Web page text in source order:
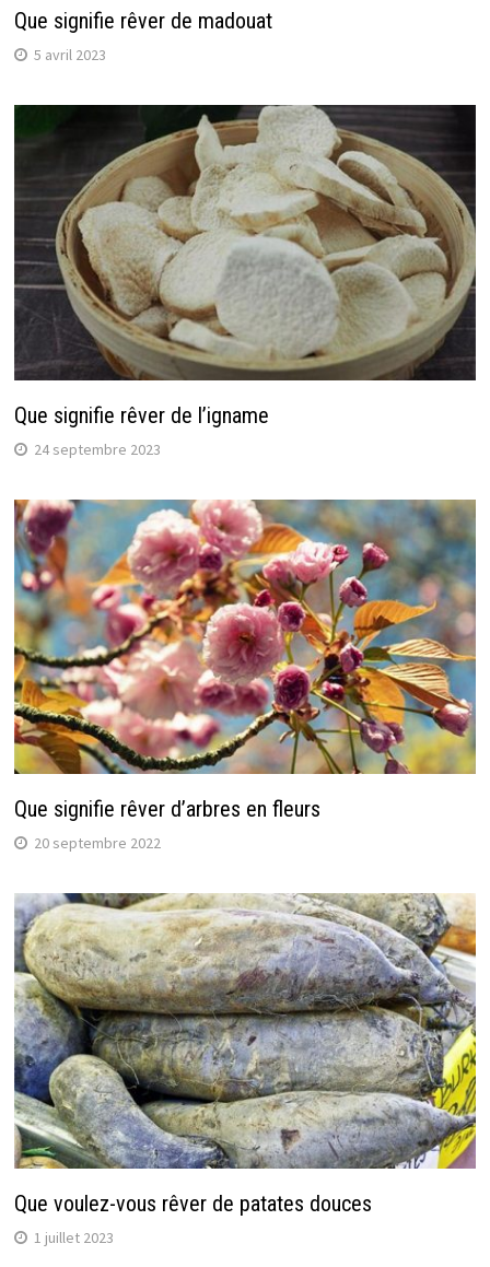
Que signifie rêver de madouat
5 avril 2023
Que signifie rêver de l’igname
24 septembre 2023
Que signifie rêver d’arbres en fleurs
20 septembre 2022
Que voulez-vous rêver de patates douces
1 juillet 2023